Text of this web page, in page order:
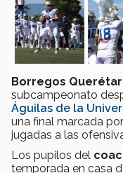
Borregos
subcampeonato
Águilas de la
una final marcada
jugadas a las
Los pupilos del
temporada en casa